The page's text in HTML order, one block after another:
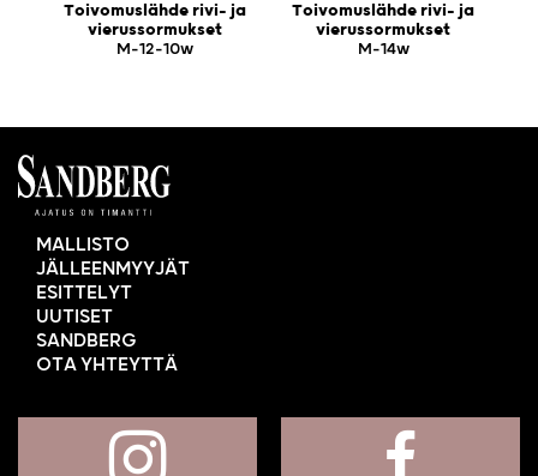
Toivomuslähde rivi- ja
vierussormukset
M-12-10w
Toivomuslähde rivi- ja
vierussormukset
M-14w
MALLISTO
JÄLLEENMYYJÄT
ESITTELYT
UUTISET
SANDBERG
OTA YHTEYTTÄ